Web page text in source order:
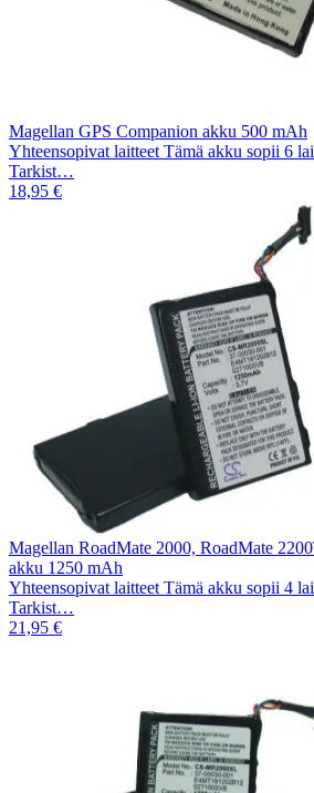
Magellan GPS Companion akku 500 mAh
Yhteensopivat laitteet Tämä akku sopii 6
Tarkist…
18,95 €
Magellan RoadMate 2000, RoadMate
akku 1250 mAh
Yhteensopivat laitteet Tämä akku sopii 4
Tarkist…
21,95 €